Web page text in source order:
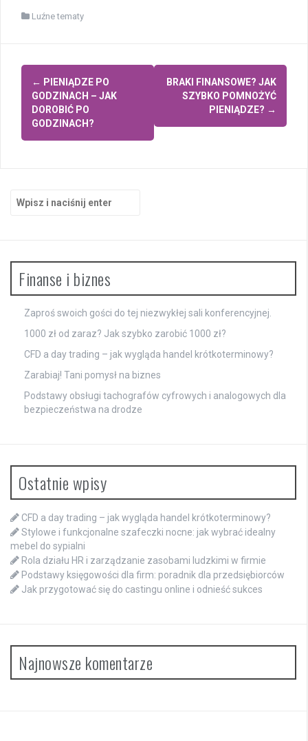
Luźne tematy
Zobacz
wpisy
← PIENIĄDZE PO
GODZINACH – JAK
DOROBIĆ PO
GODZINACH?
BRAKI FINANSOWE? JAK
SZYBKO POMNOŻYĆ
PIENIĄDZE? →
Finanse i biznes
Zaproś swoich gości do tej niezwykłej sali konferencyjnej.
1000 zł od zaraz? Jak szybko zarobić 1000 zł?
CFD a day trading – jak wygląda handel krótkoterminowy?
Zarabiaj! Tani pomysł na biznes
Podstawy obsługi tachografów cyfrowych i analogowych dla
bezpieczeństwa na drodze
Ostatnie wpisy
CFD a day trading – jak wygląda handel krótkoterminowy?
Stylowe i funkcjonalne szafeczki nocne: jak wybrać idealny
mebel do sypialni
Rola działu HR i zarządzanie zasobami ludzkimi w firmie
Podstawy księgowości dla firm: poradnik dla przedsiębiorców
Jak przygotować się do castingu online i odnieść sukces
Najnowsze komentarze